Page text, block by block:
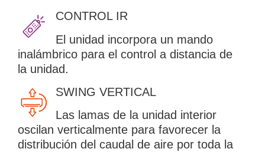
×
CONTROL IR
El unidad incorpora un mando
inalámbrico para el control a distancia de
la unidad.
SWING VERTICAL
Las lamas de la unidad interior
oscilan verticalmente para favorecer la
distribución del caudal de aire por toda la